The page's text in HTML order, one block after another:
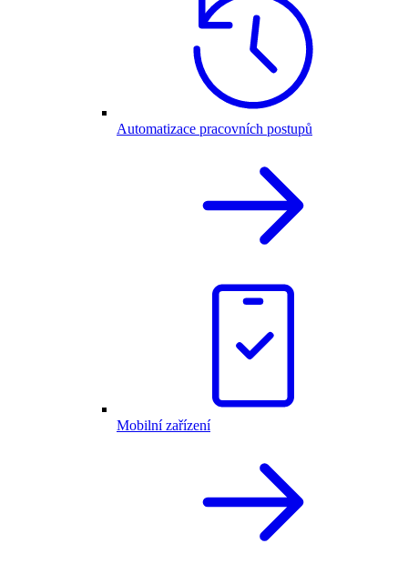
Automatizace pracovních postupů
Mobilní zařízení